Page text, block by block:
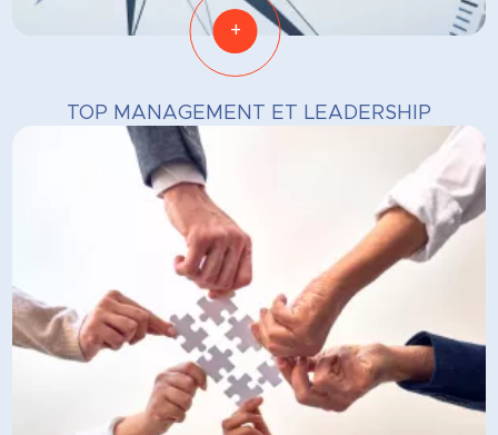
+
TOP MANAGEMENT ET LEADERSHIP